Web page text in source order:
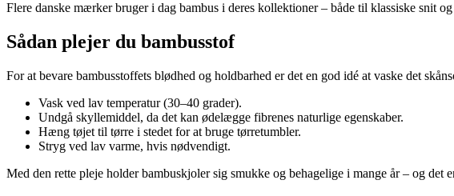
Flere danske mærker bruger i dag bambus i deres kollektioner – både til klassiske snit
Sådan plejer du bambusstof
For at bevare bambusstoffets blødhed og holdbarhed er det en god idé at vaske det
Vask ved lav temperatur (30–40 grader).
Undgå skyllemiddel, da det kan ødelægge fibrenes naturlige egenskaber.
Hæng tøjet til tørre i stedet for at bruge tørretumbler.
Stryg ved lav varme, hvis nødvendigt.
Med den rette pleje holder bambuskjoler sig smukke og behagelige i mange år – og det